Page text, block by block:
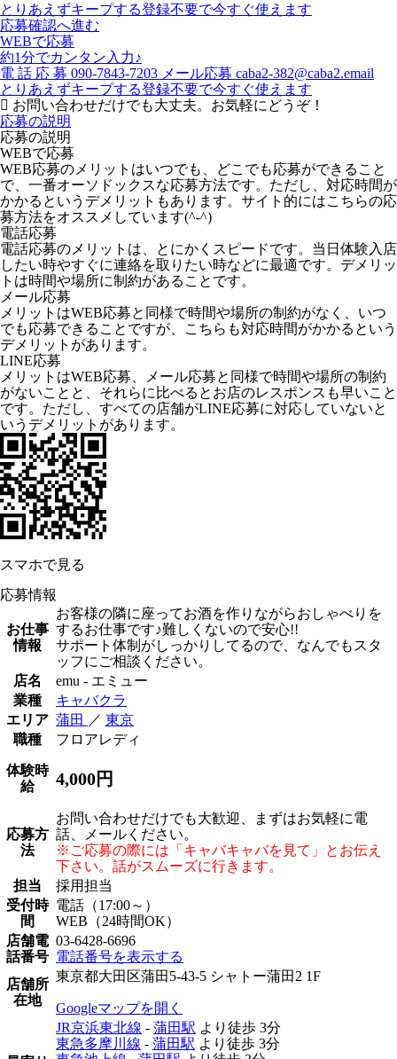
とりあえずキープする登録不要で今すぐ使えます
応募確認へ進む
WEBで応募
約1分でカンタン入力♪
電 話 応 募 090-7843-7203 メール応募 caba2-382@caba2.email
とりあえずキープする登録不要で今すぐ使えます
お問い合わせだけでも大丈夫。お気軽にどうぞ！
応募の説明
応募の説明
WEBで応募
WEB応募のメリットはいつでも、どこでも応募ができること
で、一番オーソドックスな応募方法です。ただし、対応時間が
かかるというデメリットもあります。サイト的にはこちらの応
募方法をオススメしています(^-^)
電話応募
電話応募のメリットは、とにかくスピードです。当日体験入店
したい時やすぐに連絡を取りたい時などに最適です。デメリッ
トは時間や場所に制約があることです。
メール応募
メリットはWEB応募と同様で時間や場所の制約がなく、いつ
でも応募できることですが、こちらも対応時間がかかるという
デメリットがあります。
LINE応募
メリットはWEB応募、メール応募と同様で時間や場所の制約
がないことと、それらに比べるとお店のレスポンスも早いこと
です。ただし、すべての店舗がLINE応募に対応していないと
いうデメリットがあります。
スマホで見る
応募情報
お仕事
情報
お客様の隣に座ってお酒を作りながらおしゃべりを
するお仕事です♪難しくないので安心!!
サポート体制がしっかりしてるので、なんでもスタ
ッフにご相談ください。
店名
emu - エミュー
業種
キャバクラ
エリア 蒲田 ／ 東京
職種
フロアレディ
体験時
給
4,000円
応募方
法
お問い合わせだけでも大歓迎、まずはお気軽に電
話、メールください。
※ご応募の際には「キャバキャバを見て」とお伝え
下さい。話がスムーズに行きます。
担当
採用担当
受付時
間
電話（17:00～）
WEB（24時間OK）
店舗電
話番号
03-6428-6696
電話番号を表示する
店舗所
在地
東京都大田区蒲田5-43-5 シャトー蒲田2 1F
Googleマップを開く
JR京浜東北線 - 蒲田駅 より徒歩 3分
東急多摩川線 - 蒲田駅 より徒歩 3分